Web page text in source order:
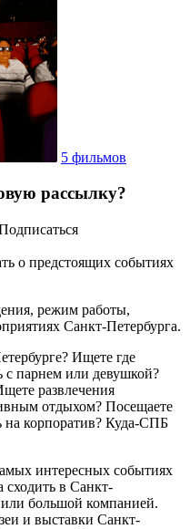
5 фильмов
рассылку?
о предстоящих событиях
режим работы,
Санкт-Петербурга.
Ищете где
с парнем или девушкой?
развлечения
отдыхом? Посещаете
на корпоратив? Куда-СПБ
интересных событиях
сходить в Санкт-
большой компанией.
и выставки Санкт-